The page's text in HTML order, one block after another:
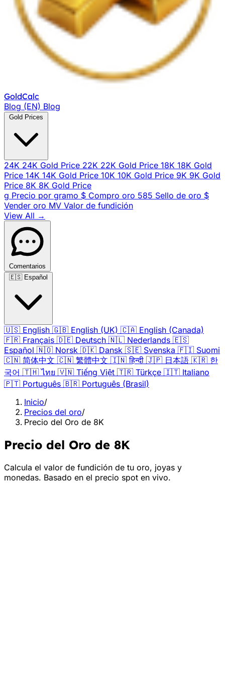
GoldCalc
Blog (EN) Blog
Gold Prices
24K 24K Gold Price 22K 22K Gold Price 18K 18K Gold
Price 14K 14K Gold Price 10K 10K Gold Price 9K 9K Gold
Price 8K 8K Gold Price
g Precio por gramo $ Compro oro 585 Sello de oro $
Vender oro MV Valor de fundición
View All →
Comentarios
🇪🇸 Español
🇺🇸 English 🇬🇧 English (UK) 🇨🇦 English (Canada)
🇫🇷 Français 🇩🇪 Deutsch 🇳🇱 Nederlands 🇪🇸
Español 🇳🇴 Norsk 🇩🇰 Dansk 🇸🇪 Svenska 🇫🇮 Suomi
🇨🇳 简体中文 🇨🇳 繁體中文 🇮🇳 हिन्दी 🇯🇵 日本語 🇰🇷 한
국어 🇹🇭 ไทย 🇻🇳 Tiếng Việt 🇹🇷 Türkçe 🇮🇹 Italiano
🇵🇹 Português 🇧🇷 Português (Brasil)
Inicio/
Precios del oro/
Precio del Oro de 8K
Precio del Oro de 8K
Calcula el valor de fundición de tu oro, joyas y
monedas. Basado en el precio spot en vivo.